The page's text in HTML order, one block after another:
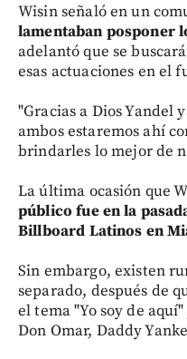
Wisin señaló en un
lamentaban posponer
adelantó que se
esas actuaciones en el
"Gracias a Dios Yandel
ambos estaremos ahí
brindarles lo mejor de
La última ocasión que
público fue en la
Billboard Latinos en
Sin embargo, existen
separado, después de
el tema "Yo soy de
Don Omar, Daddy